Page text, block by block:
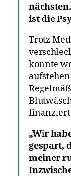
ist die
Trotz
konnte
„Wir
gespart,
meiner